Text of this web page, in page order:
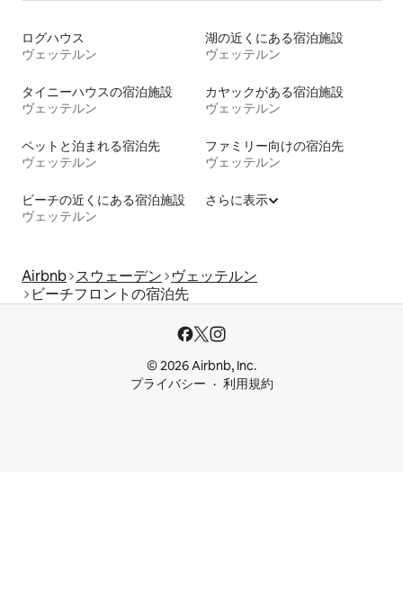
ログハウス
ヴェッテルン
湖の近くにある宿泊施設
ヴェッテルン
タイニーハウスの宿泊施設
ヴェッテルン
カヤックがある宿泊施設
ヴェッテルン
ペットと泊まれる宿泊先
ヴェッテルン
ファミリー向けの宿泊先
ヴェッテルン
ビーチの近くにある宿泊施設
ヴェッテルン
さらに表示
Airbnb スウェーデン
ヴェッテルン
ビーチフロントの宿泊先
© 2026 Airbnb, Inc.
プライバシー
利用規約